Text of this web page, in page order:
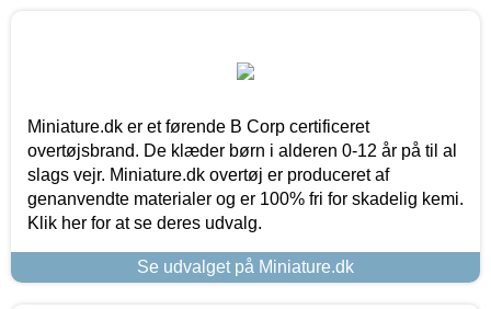
Miniature.dk er et førende B Corp certificeret
overtøjsbrand. De klæder børn i alderen 0-12 år på til al
slags vejr. Miniature.dk overtøj er produceret af
genanvendte materialer og er 100% fri for skadelig kemi.
Klik her for at se deres udvalg.
Se udvalget på Miniature.dk